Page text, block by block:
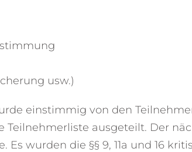
usw.)
einstimmig von den
ausgeteilt. Der
wurden die §§ 9, 11a und 16